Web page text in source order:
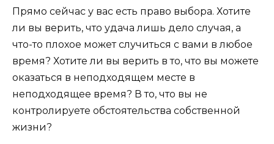
Прямо сейчас у вас есть право выбора. Хотите
ли вы верить, что удача лишь дело случая, а
что-то плохое может случиться с вами в любое
время? Хотите ли вы верить в то, что вы можете
оказаться в неподходящем месте в
неподходящее время? В то, что вы не
контролируете обстоятельства собственной
жизни?